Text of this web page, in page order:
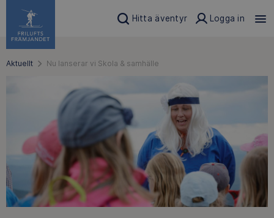
Hitta äventyr Logga in
Aktuellt Nu lanserar vi Skola & samhälle